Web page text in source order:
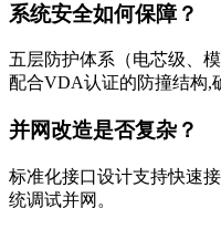
系统安全如何保障？
五层防护体系（电芯级、
配合VDA认证的防撞结构,
并网改造是否复杂？
标准化接口设计支持快速
统调试并网。